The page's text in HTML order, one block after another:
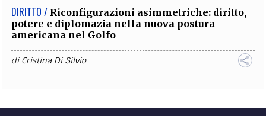
DIRITTO / Riconfigurazioni asimmetriche: diritto,
potere e diplomazia nella nuova postura
americana nel Golfo
diCristina Di Silvio